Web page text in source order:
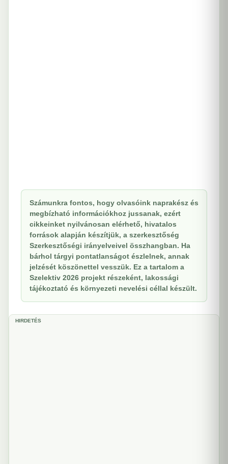
Számunkra fontos, hogy olvasóink naprakész és
megbízható információkhoz jussanak, ezért
cikkeinket nyilvánosan elérhető, hivatalos
források alapján készítjük, a szerkesztőség
Szerkesztőségi irányelveivel összhangban. Ha
bárhol tárgyi pontatlanságot észlelnek, annak
jelzését köszönettel vesszük. Ez a tartalom a
Szelektiv 2026 projekt részeként, lakossági
tájékoztató és környezeti nevelési céllal készült.
HIRDETÉS